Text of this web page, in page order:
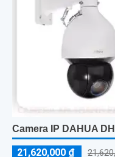
Camera IP DAHUA
21,620,000 ₫